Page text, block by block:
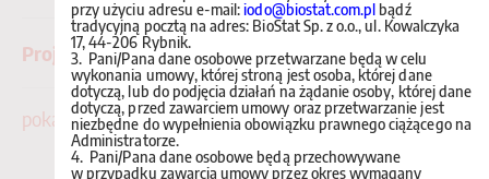
Project Manager / CRA | Praca
pokaż więcej
przy użyciu adresu e-mail:iodo@biostat.com.pl bądź
tradycyjną pocztą na adres: BioStat Sp. z o.o., ul. Kowalczyka
17, 44-206 Rybnik.
3. Pani/Pana dane osobowe przetwarzane będą w celu
wykonania umowy, której stroną jest osoba, której dane
dotyczą, lub do podjęcia działań na żądanie osoby, której dane
dotyczą, przed zawarciem umowy oraz przetwarzanie jest
niezbędne do wypełnienia obowiązku prawnego ciążącego na
Administratorze.
4. Pani/Pana dane osobowe będą przechowywane
w przypadku zawarcia umowy przez okres wymagany